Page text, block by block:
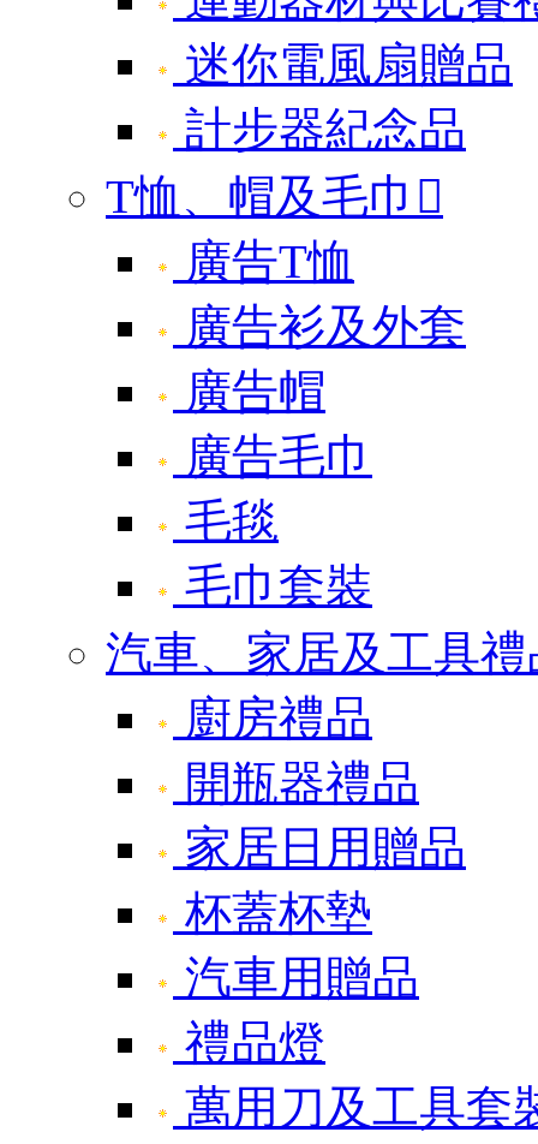
迷你電風扇贈品
計步器紀念品
T恤、帽及毛巾 
廣告T恤
廣告衫及外套
廣告帽
廣告毛巾
毛毯
毛巾套裝
汽車、家居及工具禮
廚房禮品
開瓶器禮品
家居日用贈品
杯蓋杯墊
汽車用贈品
禮品燈
萬用刀及工具套